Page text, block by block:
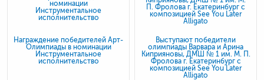
Награждение победителей Арт-
Олимпиады в номинации
Инструментальное
исполнительство
Выступают победители
олимпиады Варвара и Арина
Киприяновы, ДМШ № 1 им. М. П.
Фролова г. Екатеринбург с
композицией See You Later
Alligato